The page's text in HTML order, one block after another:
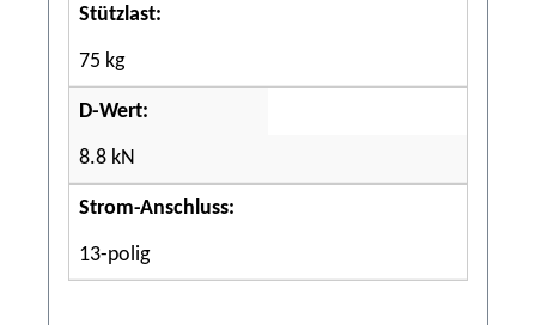
Stützlast:
75 kg
D-Wert:
8.8 kN
Strom-Anschluss:
13-polig